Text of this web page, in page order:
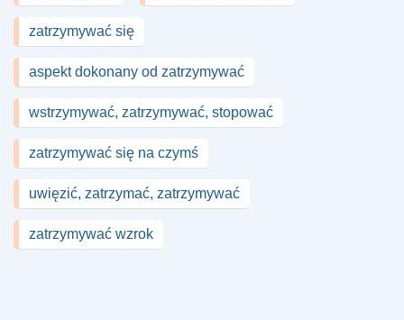
zatrzymywać się
aspekt dokonany od zatrzymywać
wstrzymywać, zatrzymywać, stopować
zatrzymywać się na czymś
uwięzić, zatrzymać, zatrzymywać
zatrzymywać wzrok